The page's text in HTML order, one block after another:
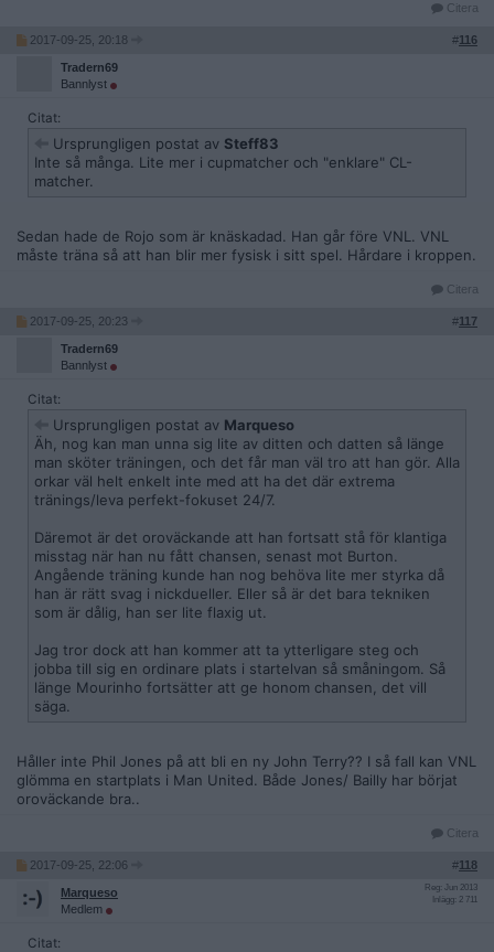
Citera
2017-09-25, 20:18 #116
Tradern69
Bannlyst
Citat:
Ursprungligen postat av Steff83
Inte så många. Lite mer i cupmatcher och "enklare" CL-
matcher.
Sedan hade de Rojo som är knäskadad. Han går före VNL. VNL
måste träna så att han blir mer fysisk i sitt spel. Hårdare i kroppen.
Citera
2017-09-25, 20:23 #117
Tradern69
Bannlyst
Citat:
Ursprungligen postat av Marqueso
Äh, nog kan man unna sig lite av ditten och datten så länge
man sköter träningen, och det får man väl tro att han gör. Alla
orkar väl helt enkelt inte med att ha det där extrema
tränings/leva perfekt-fokuset 24/7.
Däremot är det oroväckande att han fortsatt stå för klantiga
misstag när han nu fått chansen, senast mot Burton.
Angående träning kunde han nog behöva lite mer styrka då
han är rätt svag i nickdueller. Eller så är det bara tekniken
som är dålig, han ser lite flaxig ut.
Jag tror dock att han kommer att ta ytterligare steg och
jobba till sig en ordinare plats i startelvan så småningom. Så
länge Mourinho fortsätter att ge honom chansen, det vill
säga.
Håller inte Phil Jones på att bli en ny John Terry?? I så fall kan VNL
glömma en startplats i Man United. Både Jones/ Bailly har börjat
oroväckande bra..
Citera
2017-09-25, 22:06 #118
Marqueso
Medlem
Reg: Jun 2013
Inlägg: 2 711
Citat: